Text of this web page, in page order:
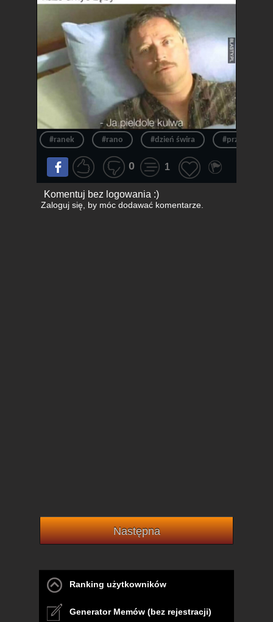
#ranek #rano #dzień świra #przedszkole
0 1
Komentuj bez logowania :)
Zaloguj się, by móc dodawać komentarze.
Następna
Ranking użytkowników
Generator Memów (bez rejestracji)